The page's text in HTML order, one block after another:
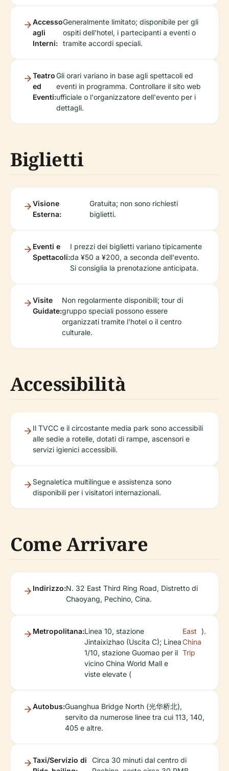
Accesso
agli
Interni:
Generalmente limitato; disponibile per gli
ospiti dell'hotel, i partecipanti a eventi o
tramite accordi speciali.
Teatro
ed
Eventi:
Gli orari variano in base agli spettacoli ed
eventi in programma. Controllare il sito web
ufficiale o l'organizzatore dell'evento per i
dettagli.
Biglietti
Visione
Esterna:
Gratuita; non sono richiesti
biglietti.
Eventi e
Spettacoli:
I prezzi dei biglietti variano tipicamente
da ¥50 a ¥200, a seconda dell'evento.
Si consiglia la prenotazione anticipata.
Visite
Guidate:
Non regolarmente disponibili; tour di
gruppo speciali possono essere
organizzati tramite l'hotel o il centro
culturale.
Accessibilità
Il TVCC e il circostante media park sono accessibili
alle sedie a rotelle, dotati di rampe, ascensori e
servizi igienici accessibili.
Segnaletica multilingue e assistenza sono
disponibili per i visitatori internazionali.
Come Arrivare
Indirizzo:N. 32 East Third Ring Road, Distretto di
Chaoyang, Pechino, Cina.
Metropolitana:Linea 10, stazione
Jintaixizhao (Uscita C); Linea
1/10, stazione Guomao per il
vicino China World Mall e
viste elevate (
East
China
Trip
).
Autobus:Guanghua Bridge North (光华桥北),
servito da numerose linee tra cui 113, 140,
405 e altre.
Taxi/Servizio di
Circa 30 minuti dal centro di